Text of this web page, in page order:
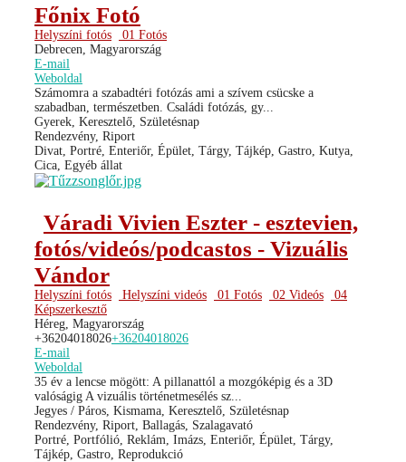
Főnix Fotó
Helyszíni fotós
01 Fotós
Debrecen, Magyarország
E-mail
Weboldal
Számomra a szabadtéri fotózás ami a szívem csücske a
szabadban, természetben. Családi fotózás, gy...
Gyerek, Keresztelő, Születésnap
Rendezvény, Riport
Divat, Portré, Enteriőr, Épület, Tárgy, Tájkép, Gastro, Kutya,
Cica, Egyéb állat
Váradi Vivien Eszter - esztevien,
fotós/videós/podcastos - Vizuális
Vándor
Helyszíni fotós Helyszíni videós 01 Fotós 02 Videós
04
Képszerkesztő
Héreg, Magyarország
+36204018026+36204018026
E-mail
Weboldal
35 év a lencse mögött: A pillanattól a mozgóképig és a 3D
valóságig A vizuális történetmesélés sz...
Jegyes / Páros, Kismama, Keresztelő, Születésnap
Rendezvény, Riport, Ballagás, Szalagavató
Portré, Portfólió, Reklám, Imázs, Enteriőr, Épület, Tárgy,
Tájkép, Gastro, Reprodukció